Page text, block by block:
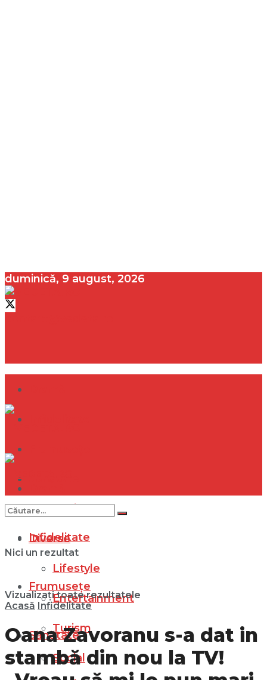
duminică, 9 august, 2026
Internațional
Diverse
Lifestyle
Entertainment
Turism
Social
Infidelitate
Frumusețe
Sănătate
Nici un rezultat
Vizualizați toate rezultatele
Acasă Infidelitate
Oana Zavoranu s-a dat in
stambă din nou la TV!